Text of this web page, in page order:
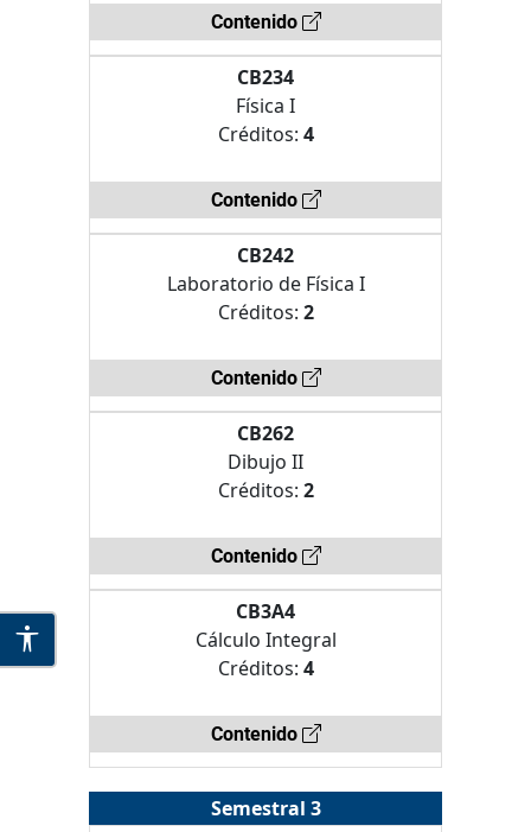
Contenido
CB234
Física I
Créditos: 4
Contenido
CB242
Laboratorio de Física I
Créditos: 2
Contenido
CB262
Dibujo II
Créditos: 2
Contenido
CB3A4
Cálculo Integral
Créditos: 4
Contenido
Semestral 3